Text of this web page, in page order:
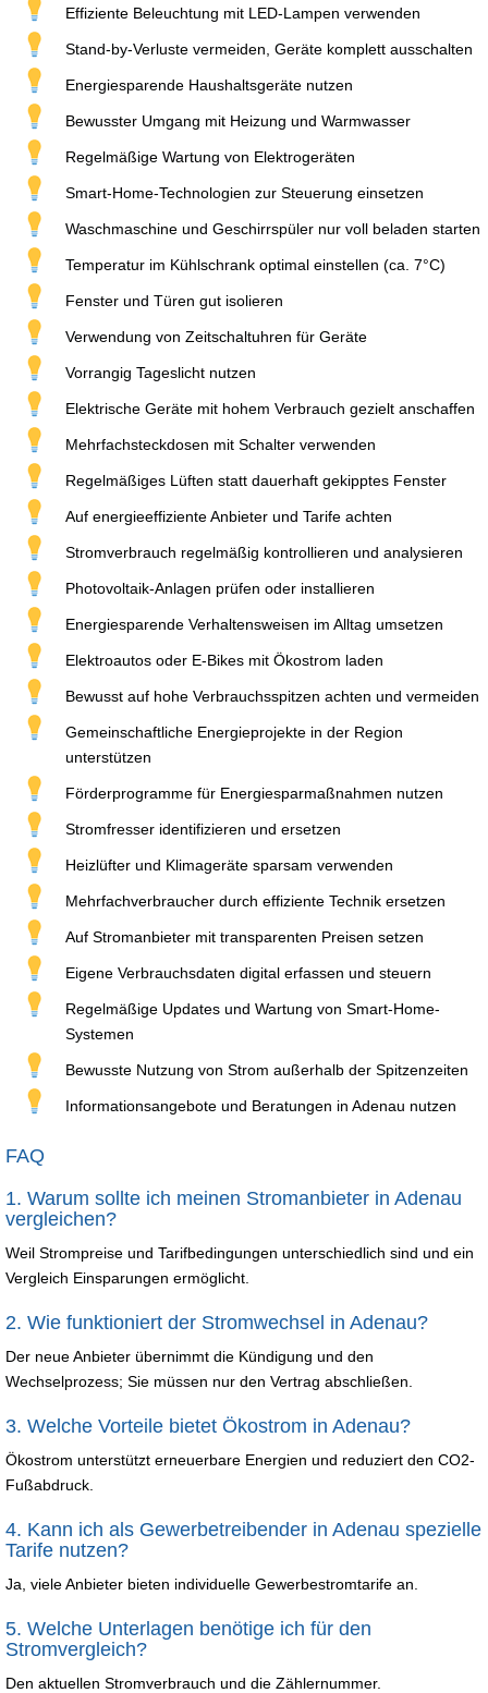
Effiziente Beleuchtung mit LED-Lampen verwenden
Stand-by-Verluste vermeiden, Geräte komplett ausschalten
Energiesparende Haushaltsgeräte nutzen
Bewusster Umgang mit Heizung und Warmwasser
Regelmäßige Wartung von Elektrogeräten
Smart-Home-Technologien zur Steuerung einsetzen
Waschmaschine und Geschirrspüler nur voll beladen starten
Temperatur im Kühlschrank optimal einstellen (ca. 7°C)
Fenster und Türen gut isolieren
Verwendung von Zeitschaltuhren für Geräte
Vorrangig Tageslicht nutzen
Elektrische Geräte mit hohem Verbrauch gezielt anschaffen
Mehrfachsteckdosen mit Schalter verwenden
Regelmäßiges Lüften statt dauerhaft gekipptes Fenster
Auf energieeffiziente Anbieter und Tarife achten
Stromverbrauch regelmäßig kontrollieren und analysieren
Photovoltaik-Anlagen prüfen oder installieren
Energiesparende Verhaltensweisen im Alltag umsetzen
Elektroautos oder E-Bikes mit Ökostrom laden
Bewusst auf hohe Verbrauchsspitzen achten und vermeiden
Gemeinschaftliche Energieprojekte in der Region
unterstützen
Förderprogramme für Energiesparmaßnahmen nutzen
Stromfresser identifizieren und ersetzen
Heizlüfter und Klimageräte sparsam verwenden
Mehrfachverbraucher durch effiziente Technik ersetzen
Auf Stromanbieter mit transparenten Preisen setzen
Eigene Verbrauchsdaten digital erfassen und steuern
Regelmäßige Updates und Wartung von Smart-Home-
Systemen
Bewusste Nutzung von Strom außerhalb der Spitzenzeiten
Informationsangebote und Beratungen in Adenau nutzen
FAQ
1. Warum sollte ich meinen Stromanbieter in Adenau
vergleichen?
Weil Strompreise und Tarifbedingungen unterschiedlich sind und ein
Vergleich Einsparungen ermöglicht.
2. Wie funktioniert der Stromwechsel in Adenau?
Der neue Anbieter übernimmt die Kündigung und den
Wechselprozess; Sie müssen nur den Vertrag abschließen.
3. Welche Vorteile bietet Ökostrom in Adenau?
Ökostrom unterstützt erneuerbare Energien und reduziert den CO2-
Fußabdruck.
4. Kann ich als Gewerbetreibender in Adenau spezielle
Tarife nutzen?
Ja, viele Anbieter bieten individuelle Gewerbestromtarife an.
5. Welche Unterlagen benötige ich für den
Stromvergleich?
Den aktuellen Stromverbrauch und die Zählernummer.